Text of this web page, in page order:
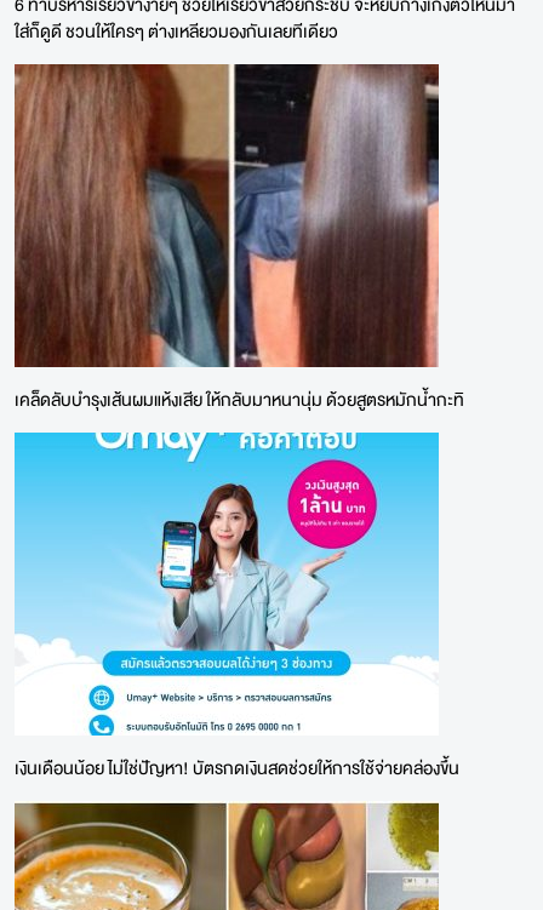
ใส่ก็ดูดี ชวนให้ใครๆ ต่างเหลียวมองกันเลยทีเดียว
เคล็ดลับบำรุงเส้นผมแห้งเสีย ให้กลับมาหนานุ่ม ด้วยสูตรหมักน้ำกะทิ
เงินเดือนน้อย ไม่ใช่ปัญหา! บัตรกดเงินสดช่วยให้การใช้จ่ายคล่องขึ้น